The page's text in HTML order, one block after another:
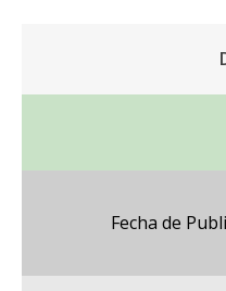
Fecha de